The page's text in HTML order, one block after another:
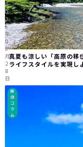
真夏も涼しい「高原の移
ライフスタイルを実現し
移
住
コ
ラ
ム
2
0
2
5
年
0
5
月
2
8
日